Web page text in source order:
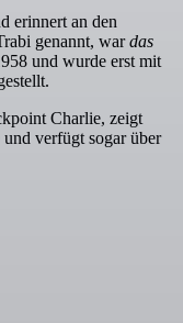
erinnert an den
genannt, wardas
und wurde erst mit
Charlie, zeigt
verfügt sogar über